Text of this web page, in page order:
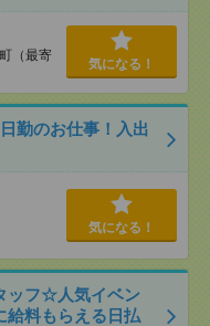
（最寄
気になる！
勤のお仕事！入出
気になる！
ッフ☆人気イベン
給料もらえる日払